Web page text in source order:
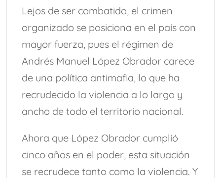
Lejos de ser combatido, el crimen
organizado se posiciona en el país con
mayor fuerza, pues el régimen de
Andrés Manuel López Obrador carece
de una política antimafia, lo que ha
recrudecido la violencia a lo largo y
ancho de todo el territorio nacional.
Ahora que López Obrador cumplió
cinco años en el poder, esta situación
se recrudece tanto como la violencia. Y